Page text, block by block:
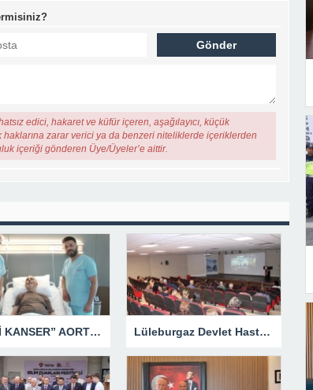
edici, hakaret ve küfür içeren, aşağılayıcı, küçük
haklarına zarar verici ya da benzeri niteliklerde içeriklerden
içeriği gönderen Üye/Üyeler’e aittir.
“GİZLİ KANSER” AORT ANEVRİZMASI KAPALI YÖNTEMLE TEDAVİ EDİLDİ Lüleburgaz Devlet Hastanesi’nden Dünya Emzirme Haftası Katılımı